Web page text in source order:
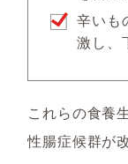
辛いも
激し、
これらの食養
性腸症候群が